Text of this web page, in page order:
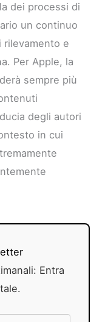
dei processi di
un continuo
rilevamento e
Per Apple, la
sempre più
degli autori
in cui
Entra